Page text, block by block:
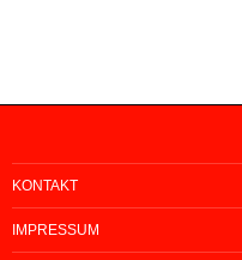
KONTAKT
IMPRESSUM